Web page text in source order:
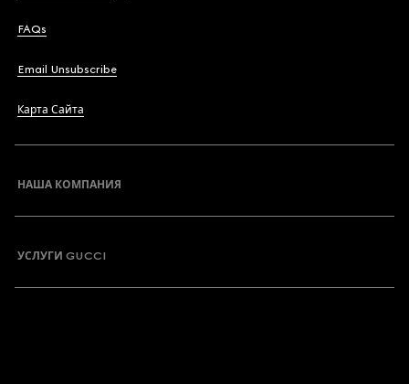
FAQs
Email Unsubscribe
Карта Сайта
НАША КОМПАНИЯ
УСЛУГИ GUCCI